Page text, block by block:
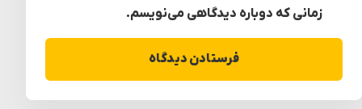
زمانی که دوباره دیدگاهی می‌نویسم.